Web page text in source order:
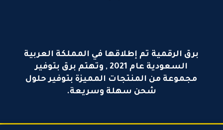
برق الرقمية تم إطلاقها في المملكة العربية
السعودية عام 2021 , وتهتم برق بتوفير
مجموعة من المنتجات المميزة بتوفير حلول
شحن سهلة وسريعة.